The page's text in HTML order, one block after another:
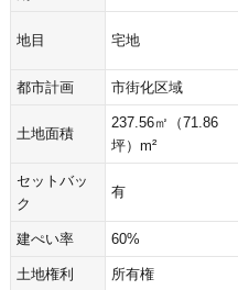
地目 宅地
都市計画 市街化区域
土地面積
237.56㎡（71.86
坪）m²
セットバッ
ク
有
建ぺい率 60%
土地権利 所有権